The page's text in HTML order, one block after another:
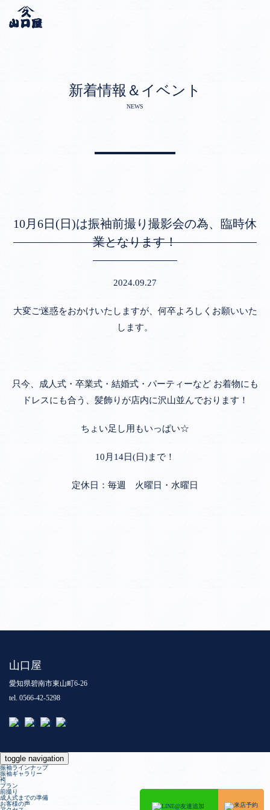
新着情報＆イベント
NEWS
10月6日(日)は振袖前撮り撮影会の為、臨時休
業となります！
2024.09.27
大変ご迷惑をおかけいたしますが、何卒よろしくお願いいた
します。
只今、成人式・卒業式・結婚式・パーティーなど お着物にも
ドレスにも合う、髪飾りが店内に沢山並んでおります！
ちょい足し用もいっぱい☆
10月14日(日)まで！
定休日：毎週 火曜日・水曜日
山口屋
愛知県碧南市東山町6-26
tel. 0566-42-5298
toggle navigation
振袖ラインナップ
振袖ギャラリー
袴
プラン
前撮り
成人式までの準備
お客様の声